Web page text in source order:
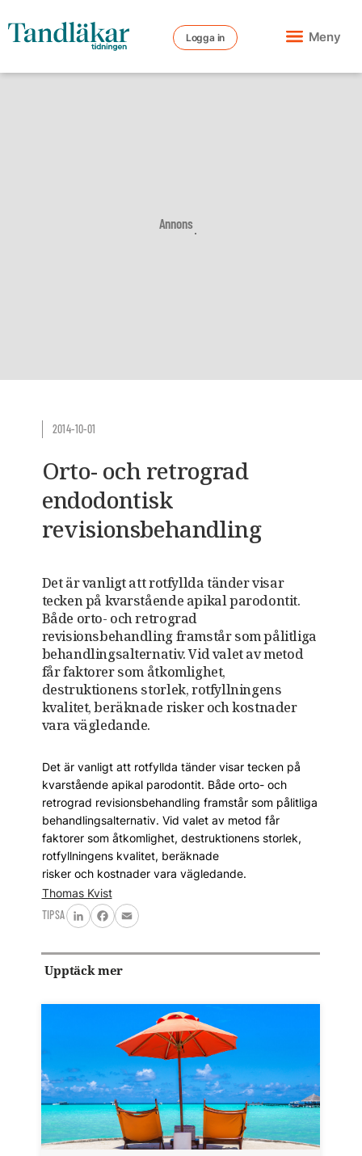
Logga in Meny
Annons
2014-10-01
Orto- och retrograd
endodontisk
revisionsbehandling
Det är vanligt att rotfyllda tänder visar
tecken på kvarstående apikal parodontit.
Både orto- och retrograd
revisionsbehandling framstår som pålitliga
behandlingsalternativ. Vid valet av metod
får faktorer som åtkomlighet,
destruktionens storlek, rotfyllningens
kvalitet, beräknade risker och kostnader
vara vägledande.
Det är vanligt att rotfyllda tänder visar tecken på
kvarstående apikal parodontit. Både orto- och
retrograd revisionsbehandling framstår som pålitliga
behandlingsalternativ. Vid valet av metod får
faktorer som åtkomlighet, destruktionens storlek,
rotfyllningens kvalitet, beräknade
risker och kostnader vara vägledande.
Thomas Kvist
TIPSA
LinkedInFacebook
Email
Upptäck mer